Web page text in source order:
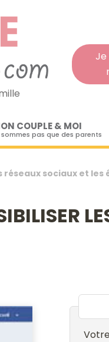
Je
COUPLE & MOI
sommes pas que des parents
réseaux sociaux et les